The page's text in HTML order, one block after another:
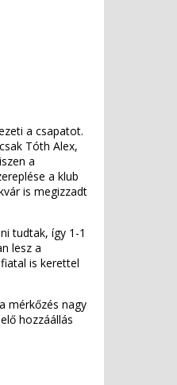
a csapatot.
Tóth Alex,
a
a klub
is megizzadt
tudtak, így 1-1
lesz a
is kerettel
mérkőzés nagy
hozzáállás